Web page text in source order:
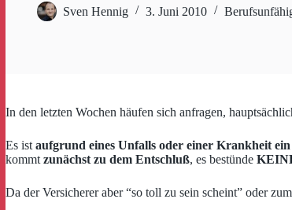
Sven Hennig 3. Juni 2010
In den letzten Wochen häufen sich anfragen,
Es ist aufgrund eines Unfalls oder einer Krankheit
kommt zunächst zu dem Entschluß, es bestünde
Da der Versicherer aber “so toll zu sein scheint” oder